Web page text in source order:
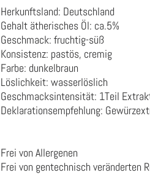
Herkunftsland: Deutschland
Gehalt ätherisches Öl: ca.5%
Geschmack: fruchtig-süß
Konsistenz: pastös, cremig
Farbe: dunkelbraun
Löslichkeit: wasserlöslich
Geschmacksintensität: 1Teil
Deklarationsempfehlung:
Frei von Allergenen
Frei von gentechnisch veränderten